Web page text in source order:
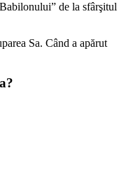
de la sfârşitul
Sa. Când a apărut